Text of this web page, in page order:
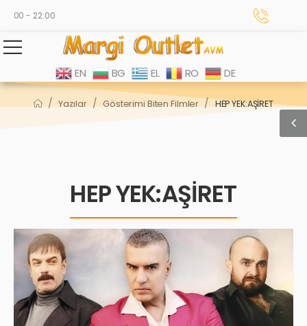
- 22:00
EN BG EL RO DE
/ Yazılar / Gösterimi Biten Filmler / HEP YEK:AŞİRET
HEP YEK:AŞİRET